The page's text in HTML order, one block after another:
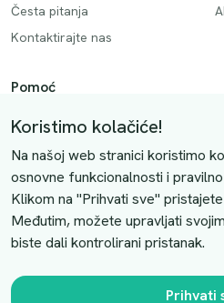
Česta pitanja
Kontaktirajte nas
Pomoć
Način plaćanja
Dostava
Povrati i otkazivanje
Uslovi kupovine
Kontaktirajte nas
Slobodno nas kontaktirajte putem e-
Koristimo kolačiće!
Na našoj web stranici koristimo
osnovne funkcionalnosti i
Klikom na "Prihvati sve"
Međutim, možete upravljati svojim
biste dali kontrolirani pristanak.
Prihvati